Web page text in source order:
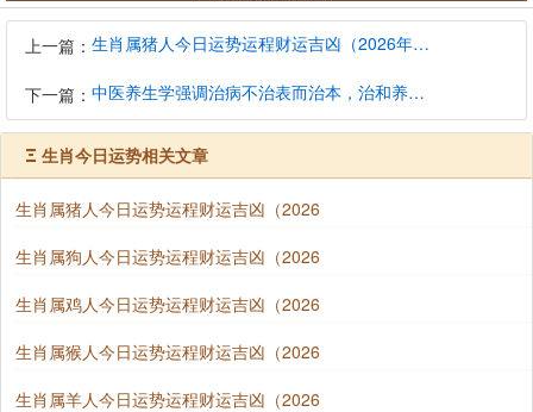
上一篇： 生肖属猪人今日运势运程财运吉凶（2026年8月9日）详解查询
下一篇： 中医养生学强调治病不治表而治本，治和养兼顾是有必要的
Ξ 生肖今日运势相关文章
生肖属猪人今日运势运程财运吉凶（2026
生肖属狗人今日运势运程财运吉凶（2026
生肖属鸡人今日运势运程财运吉凶（2026
生肖属猴人今日运势运程财运吉凶（2026
生肖属羊人今日运势运程财运吉凶（2026